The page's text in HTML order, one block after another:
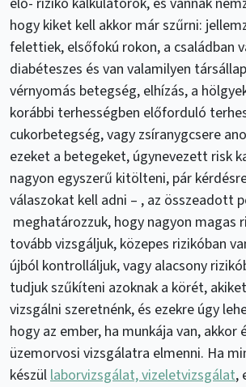
hogy kiket kell akkor már szűrni:
felettiek, elsőfokú rokon, a családban
diabéteszes és van valamilyen
vérnyomás betegség, elhízás, a
korábbi terhességben előforduló
cukorbetegség, vagy zsíranygcsere
ezeket a betegeket, úgynevezett risk
nagyon egyszerű kitölteni, pár
válaszokat kell adni – , az összeadott
meghatározzuk, hogy nagyon magas
tovább vizsgáljuk, közepes rizikóban
újból kontrolláljuk, vagy alacsony
tudjuk szűkíteni azoknak a körét,
vizsgálni szeretnénk, és ezekre úgy
hogy az ember, ha munkája van, akkor
üzemorvosi vizsgálatra elmenni. Ha
készüllaborvizsgálat, vizeletvizsgálat,